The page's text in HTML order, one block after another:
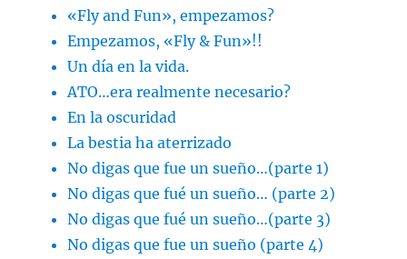
«Fly and Fun», empezamos?
Empezamos, «Fly & Fun»!!
Un día en la vida.
ATO…era realmente necesario?
En la oscuridad
La bestia ha aterrizado
No digas que fue un sueño…(parte 1)
No digas que fué un sueño… (parte 2)
No digas que fué un sueño…(parte 3)
No digas que fue un sueño (parte 4)